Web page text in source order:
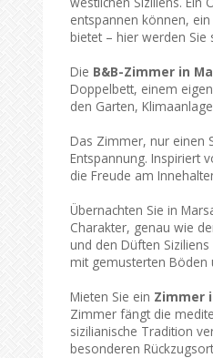
entspannen können,
bietet – hier werden Sie
Die B&B-Zimmer in
Doppelbett, einem
den Garten,
Das Zimmer, nur einen
Entspannung. Inspiriert
die Freude am
Übernachten Sie in
Charakter, genau wie
und den Düften
mit gemusterten Böden
Mieten Sie ein Zimmer
Zimmer fängt die
sizilianische Tradition
besonderen